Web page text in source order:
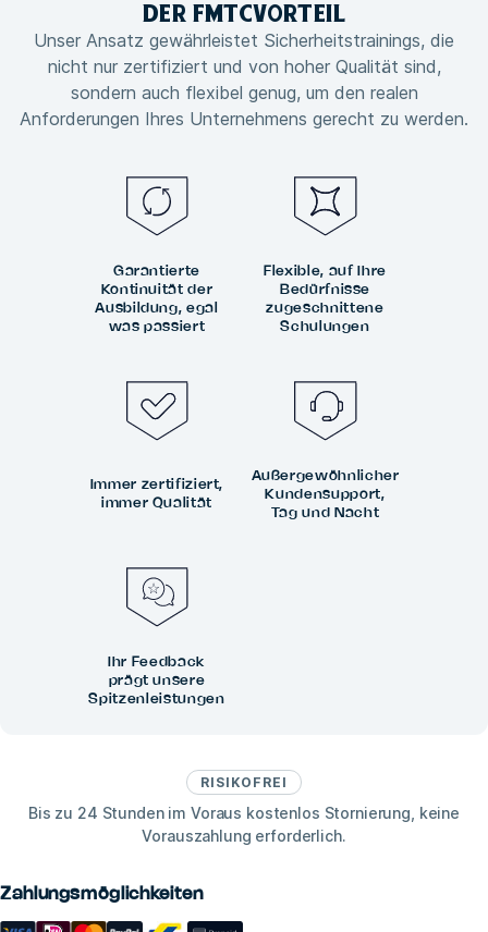
RISIKOFREI
Bis zu 24 Stunden im Voraus kostenlos Stornierung, keine
Vorauszahlung erforderlich.
Zahlungsmöglichkeiten
DER FMTCVORTEIL
Unser Ansatz gewährleistet Sicherheitstrainings, die
nicht nur zertifiziert und von hoher Qualität sind,
sondern auch flexibel genug, um den realen
Anforderungen Ihres Unternehmens gerecht zu werden.
Garantierte
Kontinuität der
Ausbildung, egal
was passiert
Flexible, auf Ihre
Bedürfnisse
zugeschnittene
Schulungen
Immer zertifiziert,
immer Qualität
Außergewöhnlicher
Kundensupport,
Tag und Nacht
Ihr Feedback
prägt unsere
Spitzenleistungen